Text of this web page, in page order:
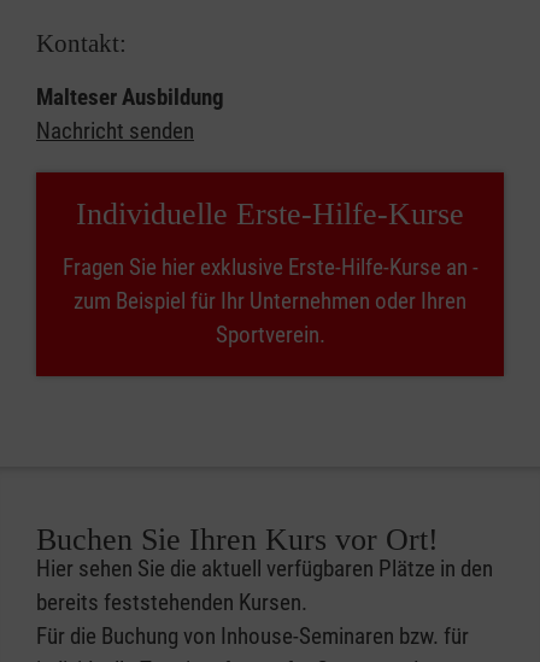
Kontakt:
Malteser Ausbildung
Nachricht senden
Individuelle Erste-Hilfe-Kurse
Fragen Sie hier exklusive Erste-Hilfe-Kurse an -
zum Beispiel für Ihr Unternehmen oder Ihren
Sportverein.
Buchen Sie Ihren Kurs vor Ort!
Hier sehen Sie die aktuell verfügbaren Plätze in den
bereits feststehenden Kursen.
Für die Buchung von Inhouse-Seminaren bzw. für